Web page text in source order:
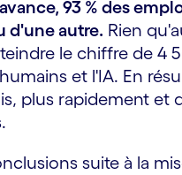
93 % des
d'une autre. Rien
le chiffre de 4
et l'IA. En
plus rapidement et
suite à la